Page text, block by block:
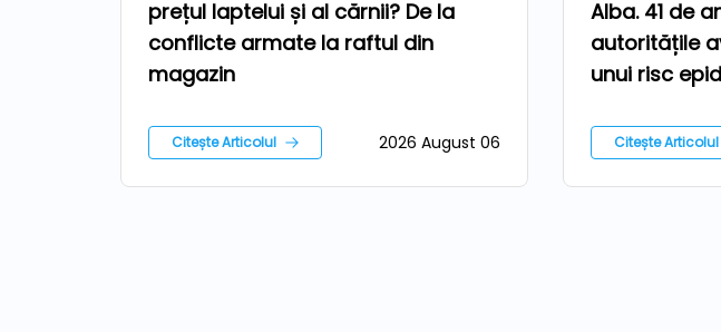
prețul laptelui și al cărnii? De la
conflicte armate la raftul din
magazin
Citește Articolul 2026 August 06
Alba. 41 de
autoritățile
unui risc
Citește Articolul